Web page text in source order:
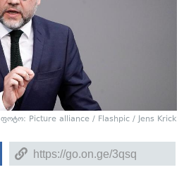
ფოტო: Picture alliance / Flashpic / Jens Krick